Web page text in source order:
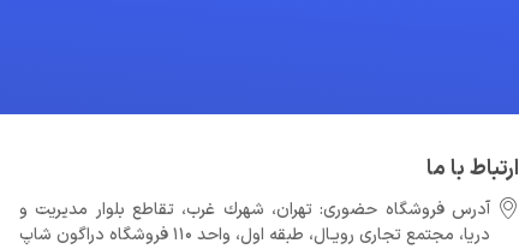
ارتباط با ما
آدرس فروشگاه حضوری: تهران، شهرك غرب، تقاطع بلوار مدیریت و
دريا، مجتمع تجارى رويـال، طبقه اول، واحد 110 فروشگاه دراگون شاپ